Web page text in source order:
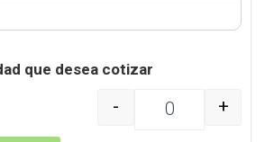
que desea cotizar
Morral Backpack Troll
- +